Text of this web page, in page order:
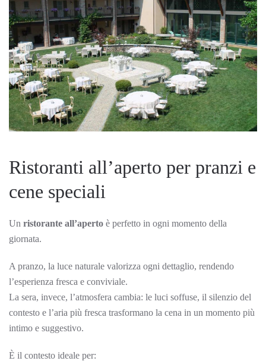
Ristoranti all’aperto per pranzi e
cene speciali
Un ristorante all’aperto è perfetto in ogni momento della
giornata.
A pranzo, la luce naturale valorizza ogni dettaglio, rendendo
l’esperienza fresca e conviviale.
La sera, invece, l’atmosfera cambia: le luci soffuse, il silenzio del
contesto e l’aria più fresca trasformano la cena in un momento più
intimo e suggestivo.
È il contesto ideale per: